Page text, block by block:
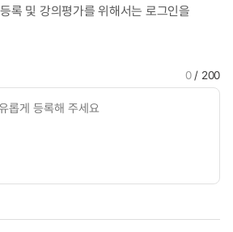
록 및 강의평가를 위해서는 로그인을
0/ 200